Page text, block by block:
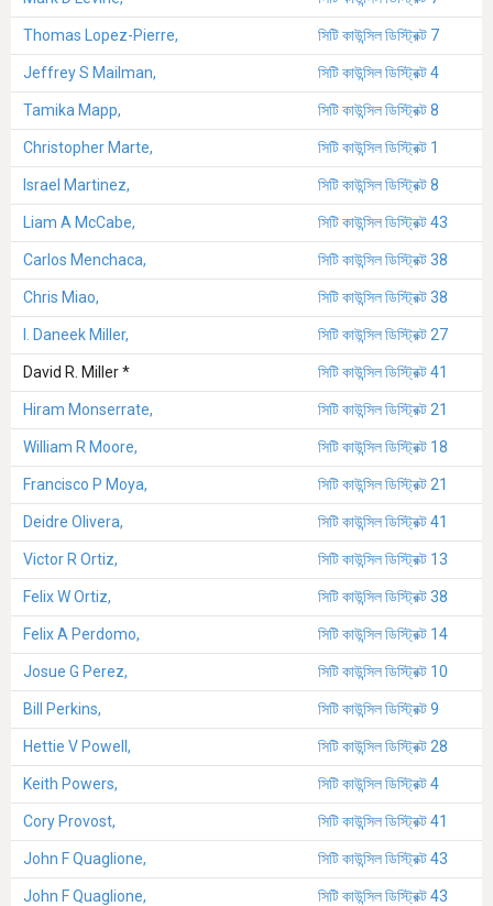
Thomas Lopez-Pierre, সিটি কাউন্সিল ডিস্ট্রিক্ট 7
Jeffrey S Mailman, সিটি কাউন্সিল ডিস্ট্রিক্ট 4
Tamika Mapp, সিটি কাউন্সিল ডিস্ট্রিক্ট 8
Christopher Marte, সিটি কাউন্সিল ডিস্ট্রিক্ট 1
Israel Martinez, সিটি কাউন্সিল ডিস্ট্রিক্ট 8
Liam A McCabe, সিটি কাউন্সিল ডিস্ট্রিক্ট 43
Carlos Menchaca, সিটি কাউন্সিল ডিস্ট্রিক্ট 38
Chris Miao, সিটি কাউন্সিল ডিস্ট্রিক্ট 38
I. Daneek Miller, সিটি কাউন্সিল ডিস্ট্রিক্ট 27
David R. Miller * সিটি কাউন্সিল ডিস্ট্রিক্ট 41
Hiram Monserrate, সিটি কাউন্সিল ডিস্ট্রিক্ট 21
William R Moore, সিটি কাউন্সিল ডিস্ট্রিক্ট 18
Francisco P Moya, সিটি কাউন্সিল ডিস্ট্রিক্ট 21
Deidre Olivera, সিটি কাউন্সিল ডিস্ট্রিক্ট 41
Victor R Ortiz, সিটি কাউন্সিল ডিস্ট্রিক্ট 13
Felix W Ortiz, সিটি কাউন্সিল ডিস্ট্রিক্ট 38
Felix A Perdomo, সিটি কাউন্সিল ডিস্ট্রিক্ট 14
Josue G Perez, সিটি কাউন্সিল ডিস্ট্রিক্ট 10
Bill Perkins, সিটি কাউন্সিল ডিস্ট্রিক্ট 9
Hettie V Powell, সিটি কাউন্সিল ডিস্ট্রিক্ট 28
Keith Powers, সিটি কাউন্সিল ডিস্ট্রিক্ট 4
Cory Provost, সিটি কাউন্সিল ডিস্ট্রিক্ট 41
John F Quaglione, সিটি কাউন্সিল ডিস্ট্রিক্ট 43
John F Quaglione, সিটি কাউন্সিল ডিস্ট্রিক্ট 43